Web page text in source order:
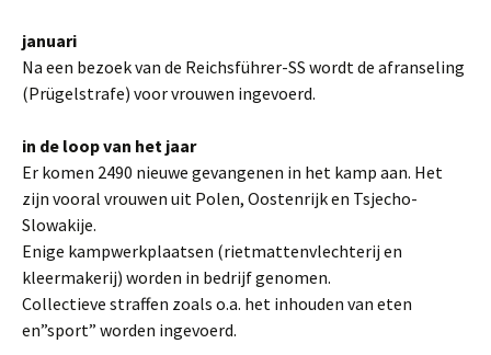
januari
Na een bezoek van de Reichsführer-SS wordt de afranseling
(Prügelstrafe) voor vrouwen ingevoerd.
in de loop van het jaar
Er komen 2490 nieuwe gevangenen in het kamp aan. Het
zijn vooral vrouwen uit Polen, Oostenrijk en Tsjecho-
Slowakije.
Enige kampwerkplaatsen (rietmattenvlechterij en
kleermakerij) worden in bedrijf genomen.
Collectieve straffen zoals o.a. het inhouden van eten
en”sport” worden ingevoerd.